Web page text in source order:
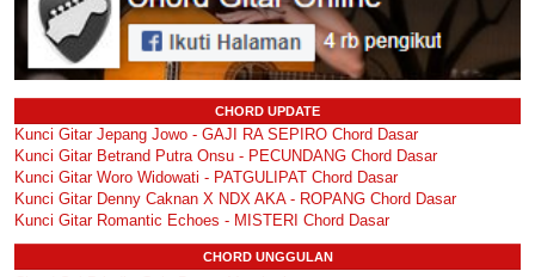
CHORD UPDATE
Kunci Gitar Jepang Jowo - GAJI RA SEPIRO Chord Dasar
Kunci Gitar Betrand Putra Onsu - PECUNDANG Chord Dasar
Kunci Gitar Woro Widowati - PATGULIPAT Chord Dasar
Kunci Gitar Denny Caknan X NDX AKA - ROPANG Chord Dasar
Kunci Gitar Romantic Echoes - MISTERI Chord Dasar
CHORD UNGGULAN